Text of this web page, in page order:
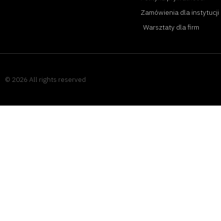
Zamówienia dla instytucji
Warsztaty dla firm
© 2026 All rights reserved